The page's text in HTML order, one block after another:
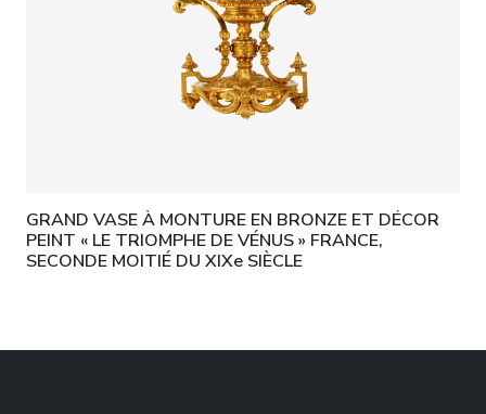
GRAND VASE À MONTURE EN BRONZE ET DÉCOR
PEINT « LE TRIOMPHE DE VÉNUS » FRANCE,
SECONDE MOITIÉ DU XIXe SIÈCLE